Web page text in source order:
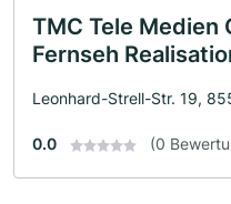
TMC Tele Medien
Fernseh
Leonhard-Strell-Str. 19,
0.0 (0